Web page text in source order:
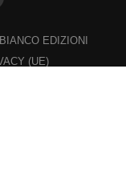
EDIZIONI
(UE)